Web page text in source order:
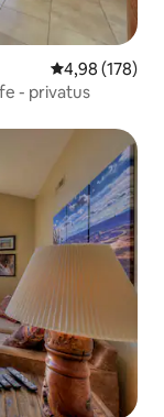
Vidutinis
4,98 (178)
- privatus